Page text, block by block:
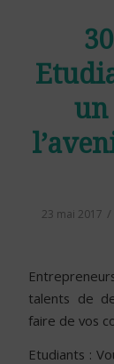
un
23 mai 2017 /
talents de
faire de vos
Etudiants :